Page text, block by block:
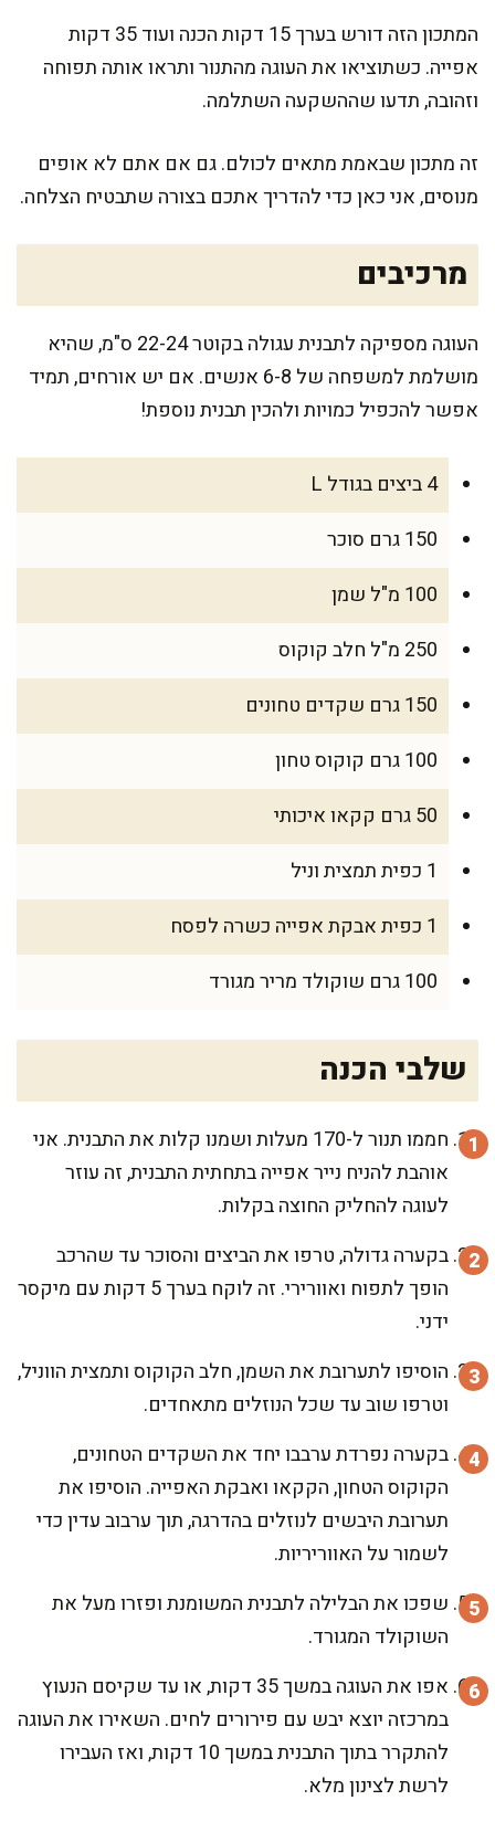
המתכון הזה דורש בערך 15 דקות הכנה ועוד 35 דקות
אפייה. כשתוציאו את העוגה מהתנור ותראו אותה תפוחה
וזהובה, תדעו שההשקעה השתלמה.
זה מתכון שבאמת מתאים לכולם. גם אם אתם לא אופים
מנוסים, אני כאן כדי להדריך אתכם בצורה שתבטיח הצלחה.
מרכיבים
העוגה מספיקה לתבנית עגולה בקוטר 22-24 ס"מ, שהיא
מושלמת למשפחה של 6-8 אנשים. אם יש אורחים, תמיד
אפשר להכפיל כמויות ולהכין תבנית נוספת!
4 ביצים בגודל L
150 גרם סוכר
100 מ"ל שמן
250 מ"ל חלב קוקוס
150 גרם שקדים טחונים
100 גרם קוקוס טחון
50 גרם קקאו איכותי
1 כפית תמצית וניל
1 כפית אבקת אפייה כשרה לפסח
100 גרם שוקולד מריר מגורד
שלבי הכנה
חממו תנור ל-170 מעלות ושמנו קלות את התבנית. אני
אוהבת להניח נייר אפייה בתחתית התבנית, זה עוזר
לעוגה להחליק החוצה בקלות.
בקערה גדולה, טרפו את הביצים והסוכר עד שהרכב
הופך לתפוח ואוורירי. זה לוקח בערך 5 דקות עם מיקסר
ידני.
הוסיפו לתערובת את השמן, חלב הקוקוס ותמצית הווניל,
וטרפו שוב עד שכל הנוזלים מתאחדים.
בקערה נפרדת ערבבו יחד את השקדים הטחונים,
הקוקוס הטחון, הקקאו ואבקת האפייה. הוסיפו את
תערובת היבשים לנוזלים בהדרגה, תוך ערבוב עדין כדי
לשמור על האווריריות.
שפכו את הבלילה לתבנית המשומנת ופזרו מעל את
השוקולד המגורד.
אפו את העוגה במשך 35 דקות, או עד שקיסם הנעוץ
במרכזה יוצא יבש עם פירורים לחים. השאירו את העוגה
להתקרר בתוך התבנית במשך 10 דקות, ואז העבירו
לרשת לצינון מלא.